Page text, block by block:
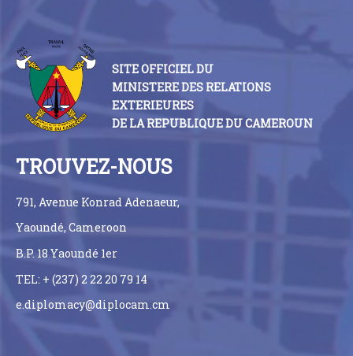
SITE OFFICIEL DU
MINISTERE DES RELATIONS
EXTERIEURES
DE LA REPUBLIQUE DU CAMEROUN
TROUVEZ-NOUS
791, Avenue Konrad Adenaeur,
Yaoundé, Cameroon
B.P. 18 Yaoundé 1er
TEL: + (237) 2 22 20 79 14
e.diplomacy@diplocam.cm